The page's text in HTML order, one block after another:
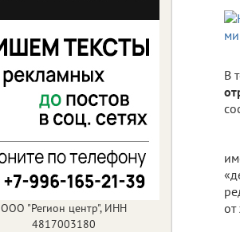
В
ООО "Регион центр", ИНН
4817003180